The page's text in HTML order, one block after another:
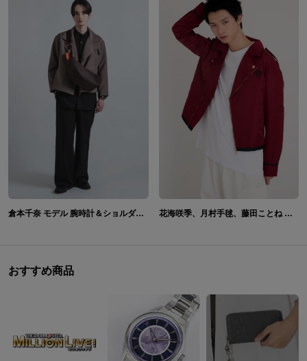
倉本千奈 モデル 腕時計＆ショルダーバッグ＆長財布 学園アイドルマスター 花海咲季、月村手毬、藤田ことね モデル アウター＆ ボディバッグ 学園アイドルマスター
おすすめ商品